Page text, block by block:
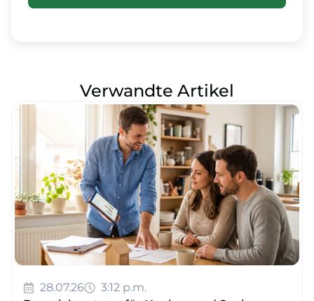
Verwandte Artikel
28.07.26
3:12 p.m.